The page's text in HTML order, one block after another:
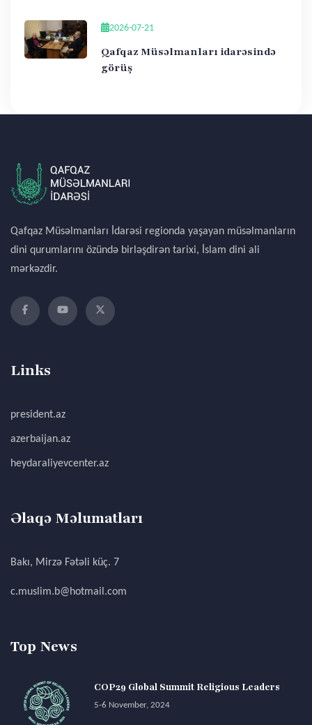
2026-07-21
Qafqaz Müsəlmanları idarəsində
görüş
Qafqaz Müsəlmanları İdarəsi regionda yaşayan müsəlmanların
dini qurumlarını özündə birləşdirən tarixi, İslam dini ali
mərkəzdir.
Links
president.az
azerbaijan.az
heydaraliyevcenter.az
Əlaqə Məlumatları
Bakı, Mirzə Fətəli küç. 7
c.muslim.b@hotmail.com
Top News
COP29 Global Summit Religious Leaders
5-6 November, 2024